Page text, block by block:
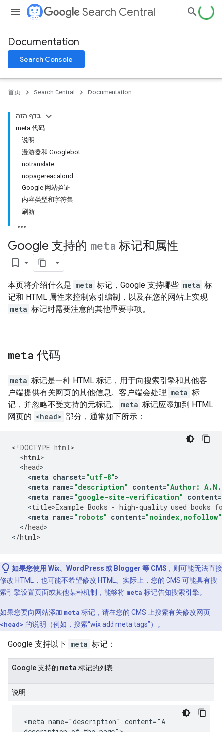
Search Central
Documentation
Search Console
首页 Search Central Documentation
בדף הזה
meta 代码
说明
漫游器和 Googlebot
notranslate
nopagereadaloud
Google 网站验证
内容类型和字符集
刷新
Google 支持的 meta 标记和属性
bookmark_border
本页将介绍什么是 meta 标记，Google 支持哪些 meta 标
记和 HTML 属性来控制索引编制，以及在您的网站上实现
meta 标记时需要注意的其他重要事项。
meta 代码
meta 标记是一种 HTML 标记，用于向搜索引擎和其他客
户端提供有关网页的其他信息。客户端会处理 meta 标
记，并忽略不受支持的元标记。
meta 标记应添加到 HTML
网页的 <head> 部分，通常如下所示：
< !DOCTYPE html
<html
<head
<meta charset="utf-8">
<meta name="description" content="Author:
<meta name="google-site-verification" content=
<title>Example Books - high-quality used books
<meta name="robots" content="noindex,nofollow"
</head>
</html>
如果您使用 Wix、WordPress 或 Blogger 等 CMS ，则可能无法直接
修改 HTML，也可能不希望修改 HTML。实际上，您的 CMS 可能具有搜
索引擎设置页面或其他某种机制，能够将 meta 标记告知搜索引擎。
如果您要向网站添加 meta 标记，请在您的 CMS 上搜索有关修改网页
<head> 的说明（例如，搜索“wix add meta tags”）。
Google 支持以下 meta 标记：
Google 支持的 meta 标记的列表
说明
<meta name="description" content="A